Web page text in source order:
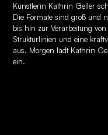
Künstlerin Kathrin Geller
Die Formate sind groß und
bis hin zur Verarbeitung
Strukturlinien und eine
aus. Morgen lädt Kathrin
ein.